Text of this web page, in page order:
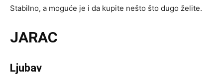
Stabilno, a moguće je i da kupite nešto što dugo želite.
JARAC
Ljubav